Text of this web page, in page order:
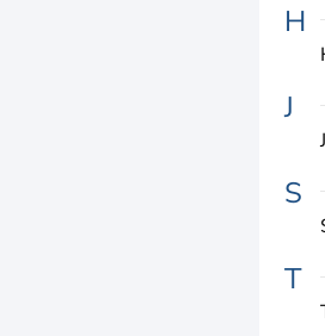
H
J
S
T